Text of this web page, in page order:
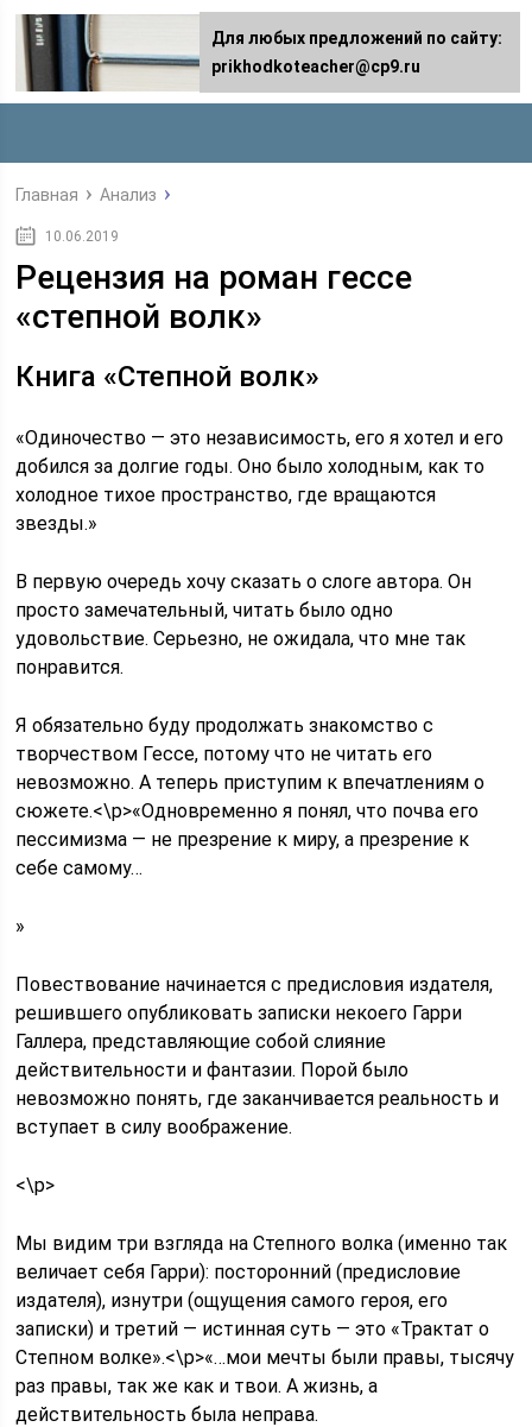
Главная Анализ
10.06.2019
Рецензия на роман гессе
«степной волк»
Книга «Степной волк»
«Одиночество — это независимость, его я хотел и его
добился за долгие годы. Оно было холодным, как то
холодное тихое пространство, где вращаются
звезды.»
В первую очередь хочу сказать о слоге автора. Он
просто замечательный, читать было одно
удовольствие. Серьезно, не ожидала, что мне так
понравится.
Я обязательно буду продолжать знакомство с
творчеством Гессе, потому что не читать его
невозможно. А теперь приступим к впечатлениям о
сюжете.<\p>«Одновременно я понял, что почва его
пессимизма — не презрение к миру, а презрение к
себе самому…
»
Повествование начинается с предисловия издателя,
решившего опубликовать записки некоего Гарри
Галлера, представляющие собой слияние
действительности и фантазии. Порой было
невозможно понять, где заканчивается реальность и
вступает в силу воображение.
<\p>
Мы видим три взгляда на Степного волка (именно так
величает себя Гарри): посторонний (предисловие
издателя), изнутри (ощущения самого героя, его
записки) и третий — истинная суть — это «Трактат о
Степном волке».<\p>«…мои мечты были правы, тысячу
раз правы, так же как и твои. А жизнь, а
действительность была неправа.
Для любых предложений по сайту:
prikhodkoteacher@cp9.ru